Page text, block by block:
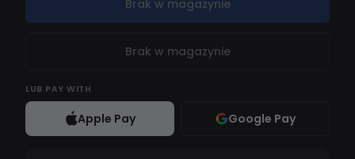
Brak w magazynie
Brak w magazynie
LUB PAY WITH
Apple Pay Google Pay